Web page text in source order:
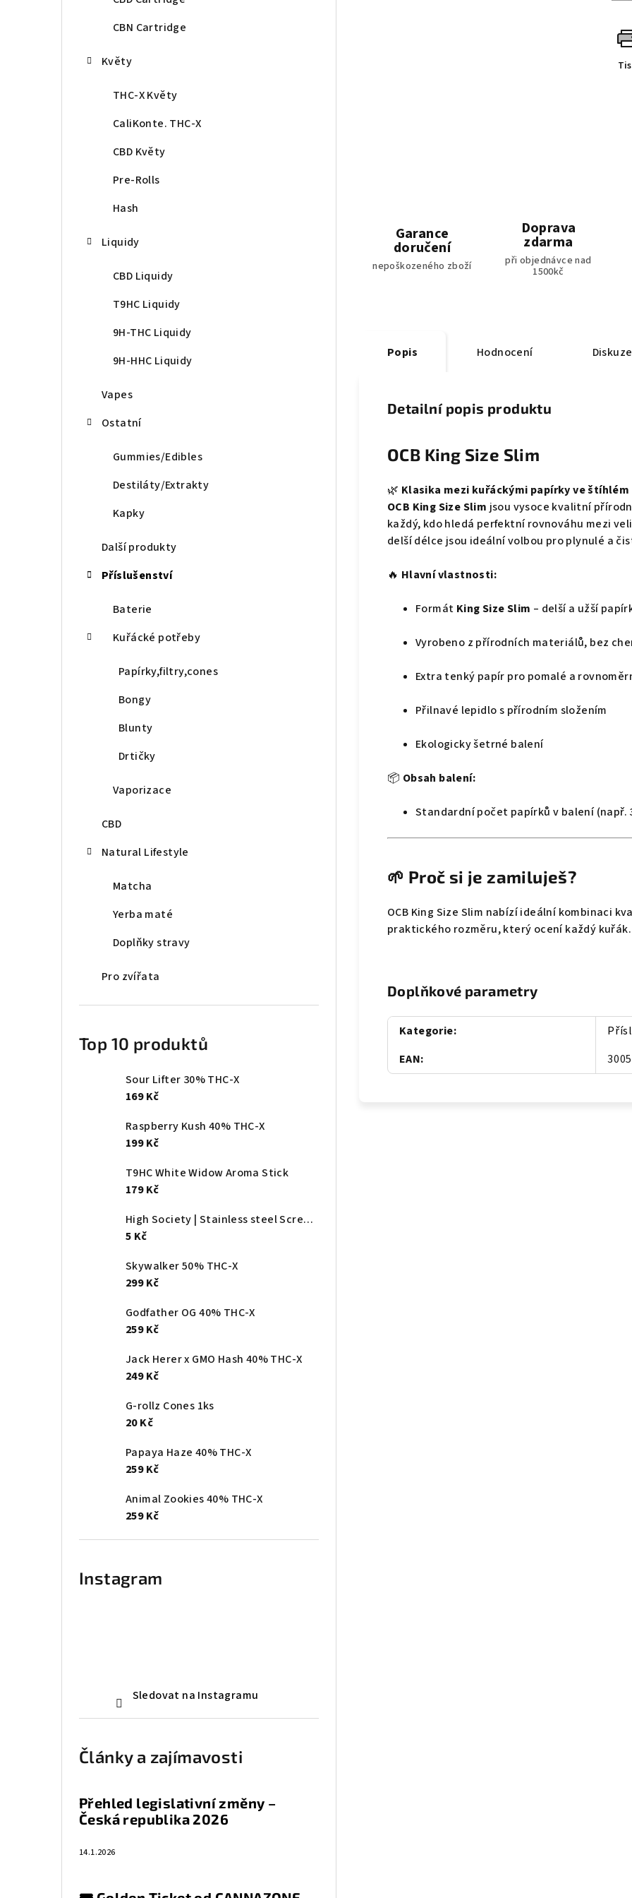
CBN Cartridge
Květy
THC-X Květy
CaliKonte. THC-X
CBD Květy
Pre-Rolls
Hash
Liquidy
CBD Liquidy
T9HC Liquidy
9H-THC Liquidy
9H-HHC Liquidy
Vapes
Ostatní
Gummies/Edibles
Destiláty/Extrakty
Kapky
Další produkty
Příslušenství
Baterie
Kuřácké potřeby
Papírky,filtry,cones
Bongy
Blunty
Drtičky
Vaporizace
CBD
Natural Lifestyle
Matcha
Yerba maté
Doplňky stravy
Pro zvířata
Top 10 produktů
Sour Lifter 30% THC-X
169 Kč
Raspberry Kush 40% THC-X
199 Kč
T9HC White Widow Aroma Stick
179 Kč
High Society | Stainless steel Screen - Ø:20mm
5 Kč
Skywalker 50% THC-X
299 Kč
Godfather OG 40% THC-X
259 Kč
Jack Herer x GMO Hash 40% THC-X
249 Kč
G-rollz Cones 1ks
20 Kč
Papaya Haze 40% THC-X
259 Kč
Animal Zookies 40% THC-X
259 Kč
Instagram
Sledovat na Instagramu
Články a zajímavosti
Přehled legislativní změny –
Česká republika 2026
14.1.2026
Garance
doručení
nepoškozeného zboží
Doprava
zdarma
při objednávce nad
1500kč
Popis Hodnocení Diskuze
Detailní popis produktu
OCB King Size Slim
🌿 Klasika mezi kuřáckými papírky ve štíhlém
OCB King Size Slimjsou vysoce kvalitní
každý, kdo hledá perfektní rovnováhu mezi
delší délce jsou ideální volbou pro plynulé a
🔥 Hlavní vlastnosti:
Formát King Size Slim – delší a užší
Vyrobeno z přírodních materiálů, bez
Extra tenký papír pro pomalé a
Přilnavé lepidlo s přírodním složením
Ekologicky šetrné balení
📦 Obsah balení:
Standardní počet papírků v balení (např.
🌱 Proč si je zamiluješ?
OCB King Size Slim nabízí ideální kombinaci
praktického rozměru, který ocení každý kuřák.
Doplňkové parametry
Kategorie:
EAN: